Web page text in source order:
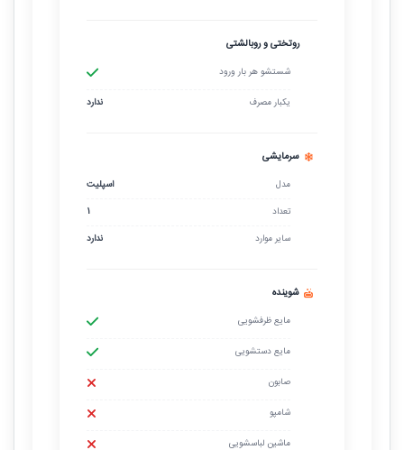
روتختی و روبالشتی
شستشو هر بار ورود
یکبار مصرف ندارد
سرمایشی
مدل
اسپلیت
تعداد
1
سایر موارد
ندارد
شوینده
مایع ظرفشویی
مایع دستشویی
صابون
شامپو
ماشین لباسشویی